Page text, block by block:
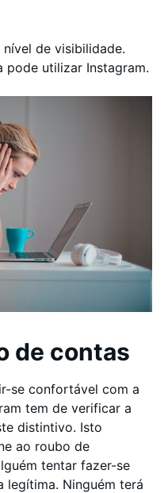
de visibilidade.
pode utilizar Instagram.
de contas
se confortável com a
tem de verificar a
distintivo. Isto
ao roubo de
tentar fazer-se
legítima. Ninguém terá